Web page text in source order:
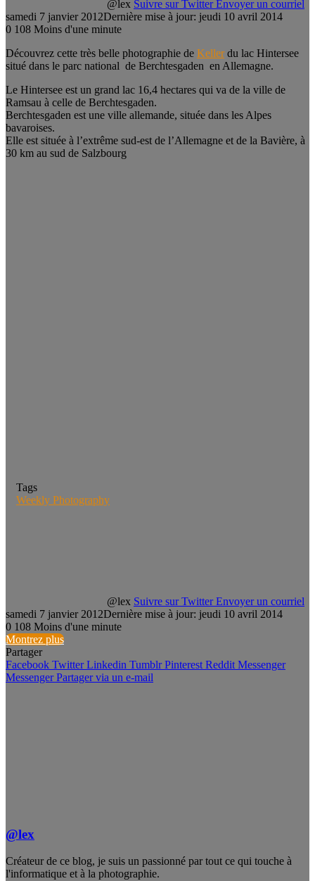
@lex Suivre sur Twitter Envoyer un courriel
samedi 7 janvier 2012Dernière mise à jour: jeudi 10 avril 2014
0 108 Moins d'une minute
Découvrez cette très belle photographie de Keller du lac Hintersee
situé dans le parc national de Berchtesgaden en Allemagne.
Le Hintersee est un grand lac 16,4 hectares qui va de la ville de
Ramsau à celle de Berchtesgaden.
Berchtesgaden est une ville allemande, située dans les Alpes
bavaroises.
Elle est située à l’extrême sud-est de l’Allemagne et de la Bavière, à
30 km au sud de Salzbourg
Tags
Weekly Photography
@lex Suivre sur Twitter Envoyer un courriel
samedi 7 janvier 2012Dernière mise à jour: jeudi 10 avril 2014
0 108 Moins d'une minute
Montrez plus
Partager
Facebook Twitter Linkedin Tumblr Pinterest Reddit Messenger
Messenger Partager via un e-mail
@lex
Créateur de ce blog, je suis un passionné par tout ce qui touche à
l'informatique et à la photographie.